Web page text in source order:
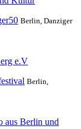
Berlin, Danziger
e.V
Berlin,
aus Berlin und